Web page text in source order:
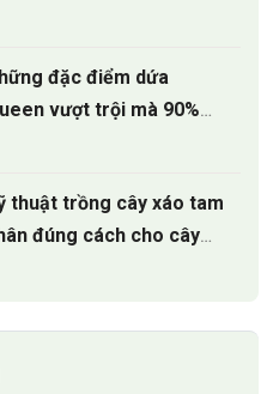
đặc điểm dứa
vượt trội mà 90%
thuật trồng cây xáo tam
đúng cách cho cây